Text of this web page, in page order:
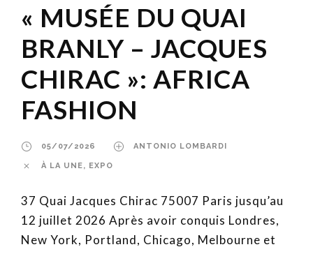
« MUSÉE DU QUAI
BRANLY – JACQUES
CHIRAC »: AFRICA
FASHION
05/07/2026 ANTONIO LOMBARDI
À LA UNE, EXPO
37 Quai Jacques Chirac 75007 Paris jusqu’au
12 juillet 2026 Après avoir conquis Londres,
New York, Portland, Chicago, Melbourne et